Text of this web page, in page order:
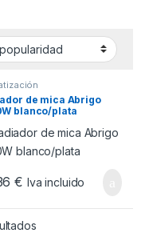
popularidad
de mica Abrigo
blanco/plata
€ Iva incluido
Ordenado por